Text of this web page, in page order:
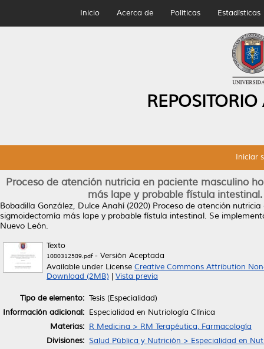
Inicio Acerca de Políticas Estadísticas
Iniciar
Proceso de atención nutricia en paciente masculino
más lape y probable fístula
Bobadilla González, Dulce Anahí (2020) Proceso de atención
sigmoidectomía más lape y probable fístula intestinal. Se
Nuevo León.
Texto
1080312589.pdf- Versión Aceptada
Available under License Creative Commons Attribution
Download (2MB)
Vista previa
Tipo de elemento: Tesis (Especialidad)
Información adicional: Especialidad en Nutriología Clínica
Materias: R Medicina > RM Terapéutica, Farmacología
Divisiones: Salud Pública y Nutrición > Especialidad en